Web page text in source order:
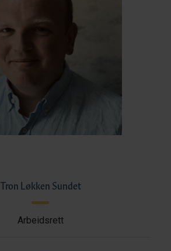
Tron Løkken Sundet
Arbeidsrett